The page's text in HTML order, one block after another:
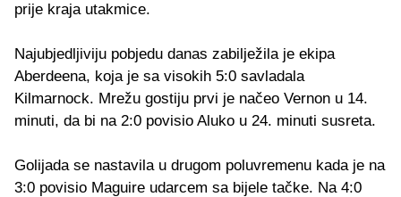
prije kraja utakmice.
Najubjedljiviju pobjedu danas zabilježila je ekipa
Aberdeena, koja je sa visokih 5:0 savladala
Kilmarnock. Mrežu gostiju prvi je načeo Vernon u 14.
minuti, da bi na 2:0 povisio Aluko u 24. minuti susreta.
Golijada se nastavila u drugom poluvremenu kada je na
3:0 povisio Maguire udarcem sa bijele tačke. Na 4:0